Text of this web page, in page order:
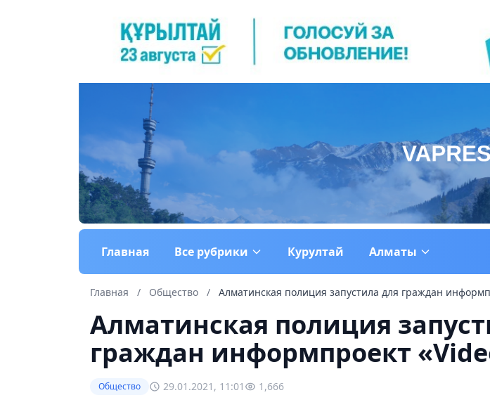
Главная Все рубрики Курултай Алматы
Главная / Общество / Алматинская полиция запустила для граждан
Алматинская полиция
граждан информпроект
Общество 29.01.2021, 11:01 1,666